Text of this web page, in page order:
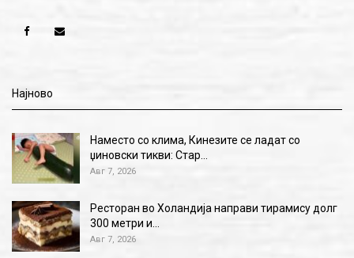
Најново
Наместо со клима, Кинезите се ладат со
џиновски тикви: Стар…
Авг 7, 2026
Ресторан во Холандија направи тирамису долг
300 метри и…
Авг 7, 2026